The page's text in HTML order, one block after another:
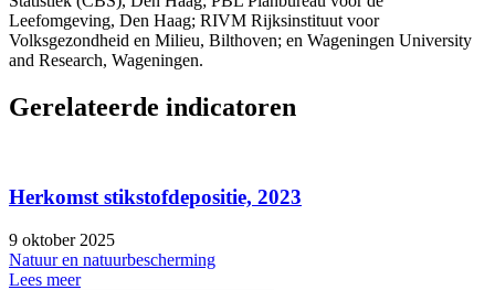
Leefomgeving, Den Haag; RIVM Rijksinstituut voor
Volksgezondheid en Milieu, Bilthoven; en Wageningen University
and Research, Wageningen.
Gerelateerde indicatoren
Herkomst stikstofdepositie, 2023
9 oktober 2025
Natuur en natuurbescherming
Lees meer